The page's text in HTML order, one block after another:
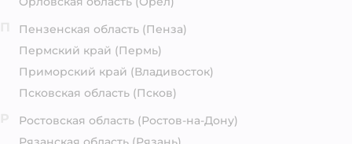
Пензенская область (Пенза)
Пермский край (Пермь)
Приморский край (Владивосток)
Псковская область (Псков)
Ростовская область (Ростов-на-Дону)